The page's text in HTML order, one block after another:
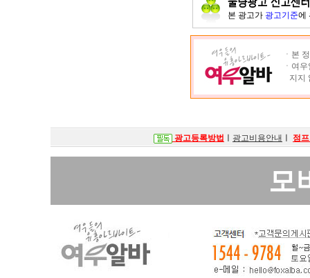
본 광고가 광고기준에
ㆍ본
ㆍ여
지지
광고등록방법 광고비용안내 점
모